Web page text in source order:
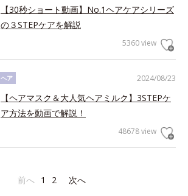
【30秒ショート動画】No.1ヘアケアシリーズ
の３STEPケアを解説
5360 view
2024/08/23
ヘア
【ヘアマスク＆大人気ヘアミルク】3STEPケ
ア方法を動画で解説！
48678 view
前へ 1 2 次へ